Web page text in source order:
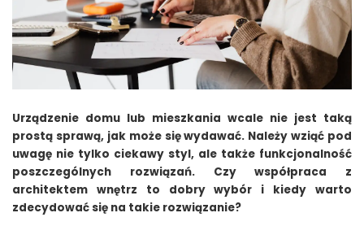
Urządzenie domu lub mieszkania wcale nie jest taką
prostą sprawą, jak może się wydawać. Należy wziąć pod
uwagę nie tylko ciekawy styl, ale także funkcjonalność
poszczególnych rozwiązań. Czy współpraca z
architektem wnętrz to dobry wybór i kiedy warto
zdecydować się na takie rozwiązanie?